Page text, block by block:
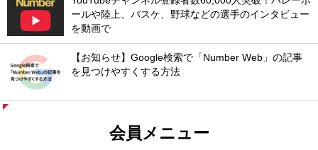
ールや陸上、バスケ、野球などの選手のインタビュー
を動画で
【お知らせ】Google検索で「Number Web」の記事
を見つけやすくする方法
会員メニュー